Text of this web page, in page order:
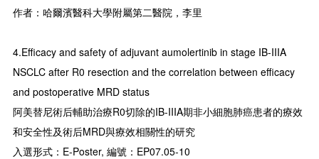
作者：哈爾濱醫科大學附屬第二醫院，李里
4.Efficacy and safety of adjuvant aumolertinib in stage IB-IIIA
NSCLC after R0 resection and the correlation between efficacy
and postoperative MRD status
阿美替尼術后輔助治療R0切除的IB-IIIA期非小細胞肺癌患者的療效
和安全性及術后MRD與療效相關性的研究
入選形式：E-Poster, 編號：EP07.05-10